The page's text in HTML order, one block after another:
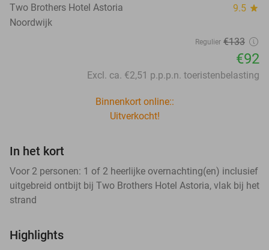
Two Brothers Hotel Astoria 9.5 star
Noordwijk
Regulier €133
€92
Excl. ca. €2,51 p.p.p.n. toeristenbelasting
Binnenkort online::
Uitverkocht!
In het kort
Voor 2 personen: 1 of 2 heerlijke overnachting(en) inclusief
uitgebreid ontbijt bij Two Brothers Hotel Astoria, vlak bij het
strand
Highlights